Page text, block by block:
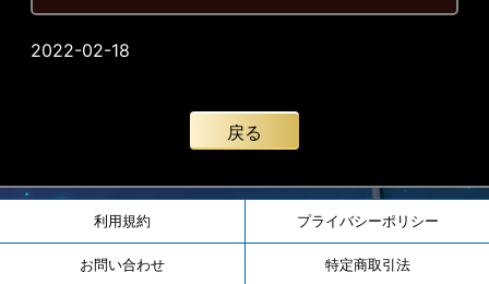
2022-02-18
戻る
利用規約 プライバシーポリシー
お問い合わせ 特定商取引法